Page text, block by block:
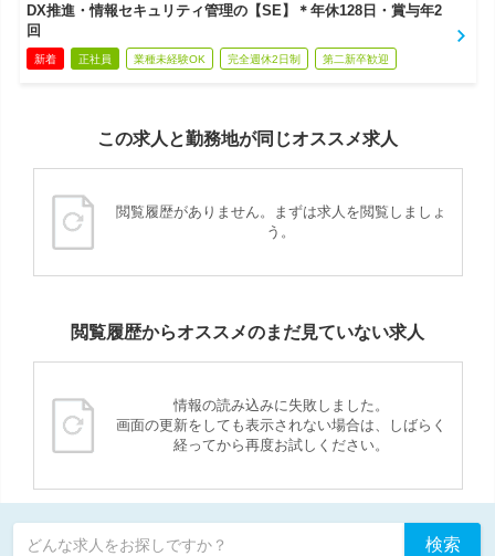
DX推進・情報セキュリティ管理の【SE】＊年休128日・賞与年2
回
新着 正社員 業種未経験OK 完全週休2日制 第二新卒歓迎
この求人と勤務地が同じオススメ求人
閲覧履歴がありません。まずは求人を閲覧しましょ
う。
閲覧履歴からオススメのまだ見ていない求人
情報の読み込みに失敗しました。
画面の更新をしても表示されない場合は、しばらく
経ってから再度お試しください。
どんな求人をお探しですか？ 検索